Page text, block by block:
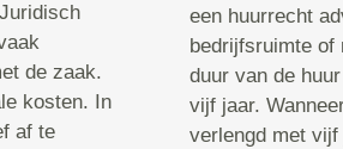
de zaak.
kosten. In
af te
een huurrecht
bedrijfsruimte of
duur van de
vijf jaar.
verlengd met vijf